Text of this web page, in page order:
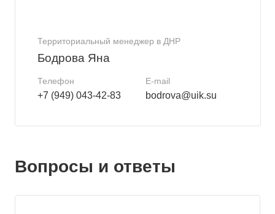
Территориальный менеджер в ДНР
Бодрова Яна
Телефон
+7 (949) 043-42-83
E-mail
bodrova@uik.su
Вопросы и ответы